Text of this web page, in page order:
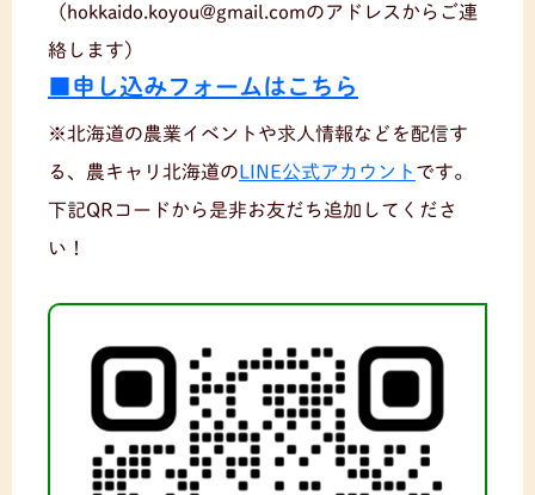
（hokkaido.koyou@gmail.comのアドレスからご連
絡します）
■申し込みフォームはこちら
※北海道の農業イベントや求人情報などを配信す
る、農キャリ北海道のLINE公式アカウント です。
下記QRコードから是非お友だち追加してくださ
い！